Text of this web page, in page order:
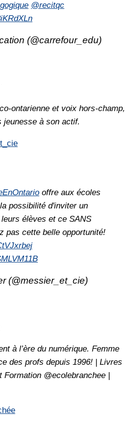
@recitqc
(@carrefour_edu)
ontarienne et voix hors-champ,
jeunesse à son actif.
offre aux écoles
possibilité d'inviter un
élèves et ce SANS
pas cette belle opportunité!
(@messier_et_cie)
à l’ère du numérique. Femme
des profs depuis 1996! | Livres
@ecolebranchee |